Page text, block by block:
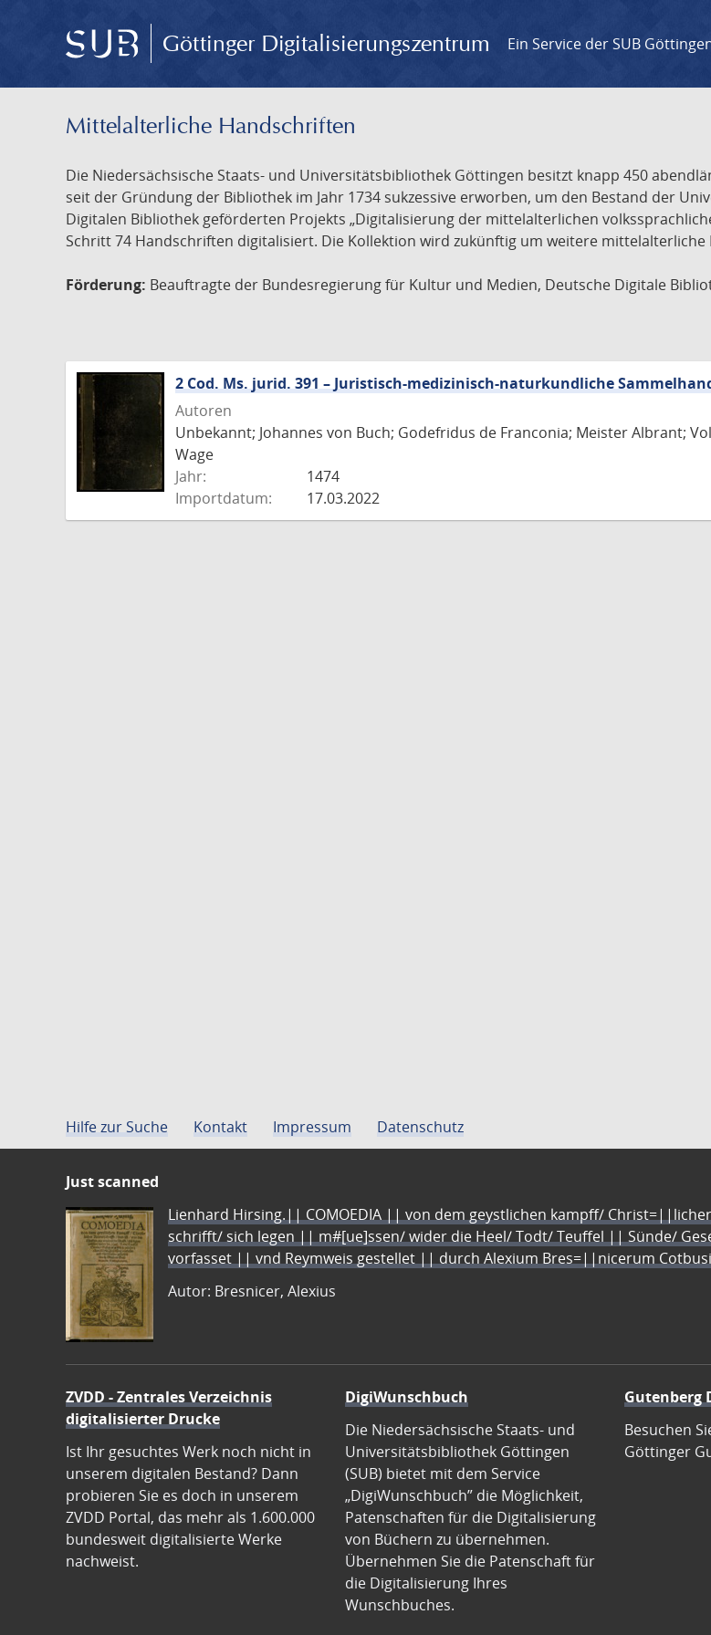
Göttinger Digitalisierungszentrum Ein Service der SUB
Mittelalterliche Handschriften
Die Niedersächsische Staats- und Universitätsbibliothek Göttingen besitzt knapp 450
seit der Gründung der Bibliothek im Jahr 1734 sukzessive erworben, um den Bestand der
Digitalen Bibliothek geförderten Projekts „Digitalisierung der mittelalterlichen
Schritt 74 Handschriften digitalisiert. Die Kollektion wird zukünftig um weitere
Förderung: Beauftragte der Bundesregierung für Kultur und Medien, Deutsche Digitale
2 Cod. Ms. jurid. 391 – Juristisch-medizinisch-naturkundliche
Autoren
Unbekannt; Johannes von Buch; Godefridus de Franconia; Meister Albrant;
Wage
Jahr:
1474
Importdatum:
17.03.2022
Hilfe zur Suche Kontakt Impressum Datenschutz
Just scanned
Lienhard Hirsing.|| COMOEDIA || von dem geystlichen kampff/
schrifft/ sich legen || m#[ue]ssen/ wider die Heel/ Todt/ Teuffel || Sünde/
vorfasset || vnd Reymweis gestellet || durch Alexium Bres=||nicerum
Autor: Bresnicer, Alexius
ZVDD - Zentrales Verzeichnis
digitalisierter Drucke
Ist Ihr gesuchtes Werk noch nicht in
unserem digitalen Bestand? Dann
probieren Sie es doch in unserem
ZVDD Portal, das mehr als 1.600.000
bundesweit digitalisierte Werke
nachweist.
DigiWunschbuch
Die Niedersächsische Staats- und
Universitätsbibliothek Göttingen
(SUB) bietet mit dem Service
„DigiWunschbuch” die Möglichkeit,
Patenschaften für die Digitalisierung
von Büchern zu übernehmen.
Übernehmen Sie die Patenschaft für
die Digitalisierung Ihres
Wunschbuches.
Gutenberg
Besuchen
Göttinger